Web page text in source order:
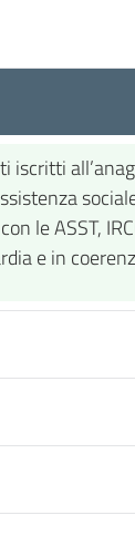
le ASST,
e in